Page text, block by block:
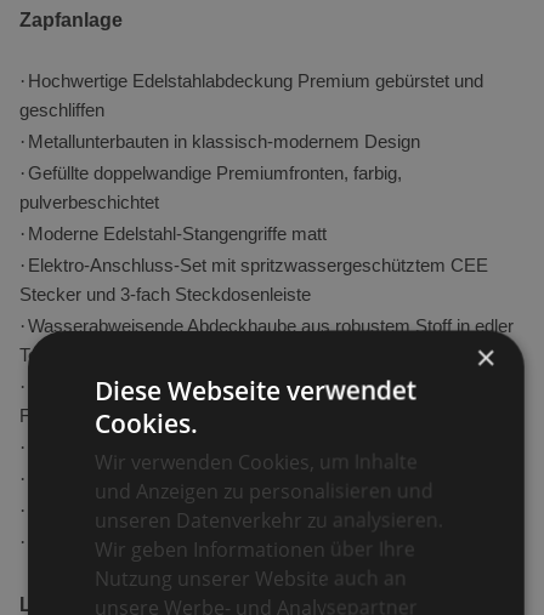
Höhe (cm)
Gewicht (kg) null
Zapfanlage
· Hochwertige Edelstahlabdeckung Premium gebürstet und
geschliffen
· Metallunterbauten in klassisch-modernem Design
· Gefüllte doppelwandige Premiumfronten, farbig,
pulverbeschichtet
· Moderne Edelstahl-Stangengriffe matt
· Elektro-Anschluss-Set mit spritzwassergeschütztem CEE
Stecker und 3-fach Steckdosenleiste
·Wasserabweisende Abdeckhaube aus robustem Stoff in edler
Textiloptik
·
Verzinkter Rollensatz austauschbar durch höhenverstellbare
Füße(im Lieferumfang enthalten)
·
· Witterungsbeständig und langlebig für den Außenbereich
· Montiert und steckerfertig
· Platz für ein 30 Liter Fass im Unterbau
Luftkompressor Zapfanlage:
×
Diese Webseite verwendet
Cookies.
Wir verwenden Cookies, um Inhalte
und Anzeigen zu personalisieren und
unseren Datenverkehr zu analysieren.
Wir geben Informationen über Ihre
Nutzung unserer Website auch an
unsere Werbe- und Analysepartner